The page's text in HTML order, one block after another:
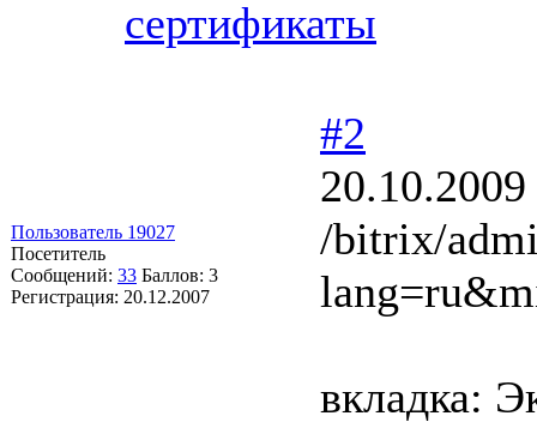
сертификаты
Пользователь 19027
Посетитель
Сообщений: 33 Баллов: 3
Регистрация: 20.12.2007
#2
/bitrix/
вкладка: